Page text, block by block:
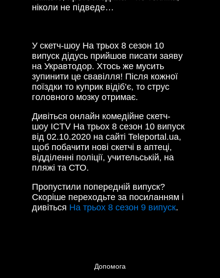
ніколи не підведе…
У скетч-шоу На трьох 8 сезон 10
випуск дідусь прийшов писати заяву
на Укравтодор. Хтось же мусить
зупинити це свавілля! Після кожної
поїздки то куприк відіб’є, то струс
головного мозку отримає.
Дивіться онлайн комедійне скетч-
шоу ICTV На трьох 8 сезон 10 випуск
від 02.10.2020 на сайті Teleportal.ua,
щоб побачити нові скетчі в аптеці,
відділенні поліції, учительській, на
пляжі та СТО.
Пропустили попередній випуск?
Скоріше переходьте за посиланням і
дивіться На трьох 8 сезон 9 випуск.
Допомога